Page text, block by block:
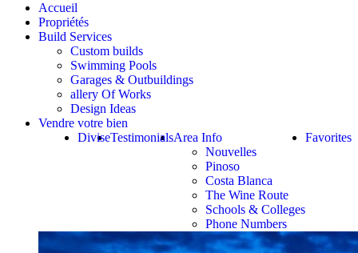
Accueil
Propriétés
Build Services
Custom builds
Swimming Pools
Garages & Outbuildings
allery Of Works
Design Ideas
Vendre votre bien
Favorites
Area Info
Nouvelles
Pinoso
Costa Blanca
The Wine Route
Schools & Colleges
Phone Numbers
Testimonials
Divise